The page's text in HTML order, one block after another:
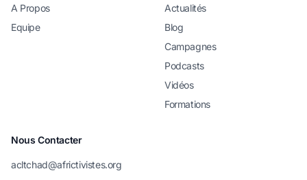
A Propos
Equipe
Actualités
Blog
Campagnes
Podcasts
Vidéos
Formations
Nous Contacter
acltchad@africtivistes.org